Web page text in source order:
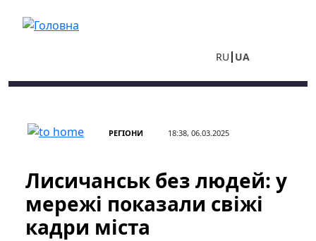
RU UA
РЕГІОНИ 18:38, 06.03.2025
Лисичанськ без людей: у
мережі показали свіжі
кадри міста